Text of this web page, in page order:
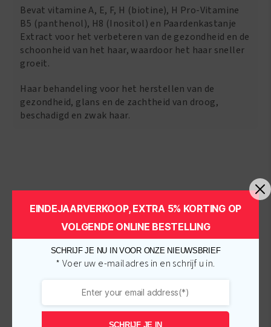
Bevat vitamine A, E, F, H (biotine), H Pro-Vitamine
B5 (panthenol), H8 (Inositol) en Paardenkastanje
Extract voor het verbeteren van de gezondheid en de
schoonheid van het haar, waardoor het haar sneller
groeit.
Haar behandeling voor het herstellen van de
gezondheid, glans en de zachtheid van droog,
beschadigd en zwak haar.
-€2.00 -€1.00
EINDEJAARVERKOOP, EXTRA 5% KORTING OP
VOLGENDE ONLINE BESTELLING
SCHRIJF JE NU IN VOOR ONZE NIEUWSBRIEF
* Voer uw e-mailadres in en schrijf u in.
SCHRIJF JE IN